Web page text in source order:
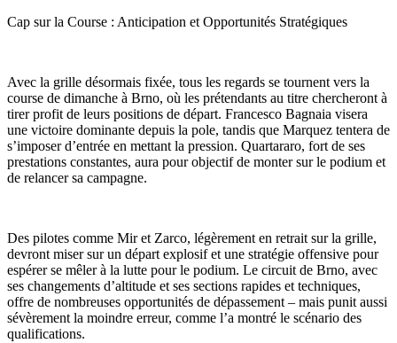
Cap sur la Course : Anticipation et Opportunités Stratégiques
Avec la grille désormais fixée, tous les regards se tournent vers la
course de dimanche à Brno, où les prétendants au titre chercheront à
tirer profit de leurs positions de départ. Francesco Bagnaia visera
une victoire dominante depuis la pole, tandis que Marquez tentera de
s’imposer d’entrée en mettant la pression. Quartararo, fort de ses
prestations constantes, aura pour objectif de monter sur le podium et
de relancer sa campagne.
Des pilotes comme Mir et Zarco, légèrement en retrait sur la grille,
devront miser sur un départ explosif et une stratégie offensive pour
espérer se mêler à la lutte pour le podium. Le circuit de Brno, avec
ses changements d’altitude et ses sections rapides et techniques,
offre de nombreuses opportunités de dépassement – mais punit aussi
sévèrement la moindre erreur, comme l’a montré le scénario des
qualifications.